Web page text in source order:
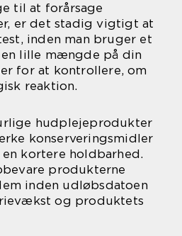
til at forårsage
er det stadig vigtigt at
inden man bruger et
lille mængde på din
for at kontrollere, om
reaktion.
hudplejeprodukter
konserveringsmidler
kortere holdbarhed.
produkterne
inden udløbsdatoen
og produktets